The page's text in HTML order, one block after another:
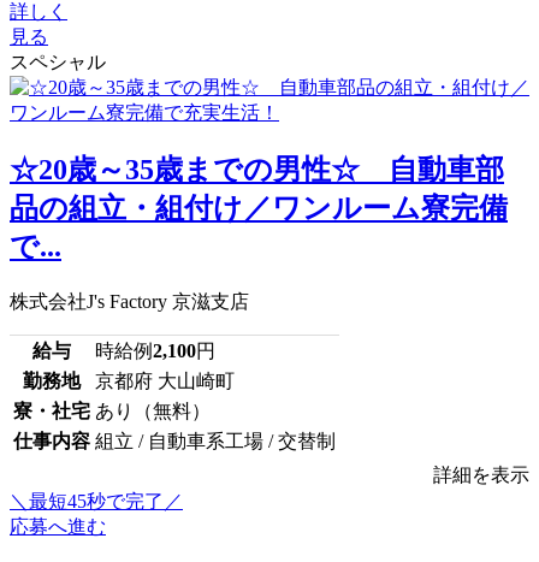
詳しく
見る
スペシャル
☆20歳～35歳までの男性☆ 自動車部
品の組立・組付け／ワンルーム寮完備
で...
株式会社J's Factory 京滋支店
給与 時給例2,100円
勤務地
京都府 大山崎町
寮・社宅 あり（無料）
仕事内容 組立 / 自動車系工場 / 交替制
詳細を表示
＼最短45秒で完了／
応募へ進む